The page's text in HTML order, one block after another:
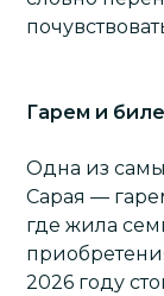
Гарем и
Одна из
Сарая —
где жила
2026 году